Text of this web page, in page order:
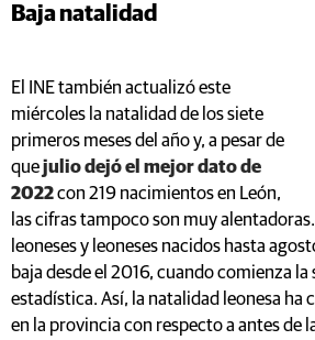
Baja natalidad
El INE también actualizó este
miércoles la natalidad de los siete
primeros meses del año y, a pesar de
quejulio dejó el mejor dato de
2022con 219 nacimientos en León,
las cifras tampoco son muy
leoneses y leoneses nacidos hasta
baja desde el 2016, cuando comienza la
estadística. Así, la natalidad leonesa ha
en la provincia con respecto a antes de